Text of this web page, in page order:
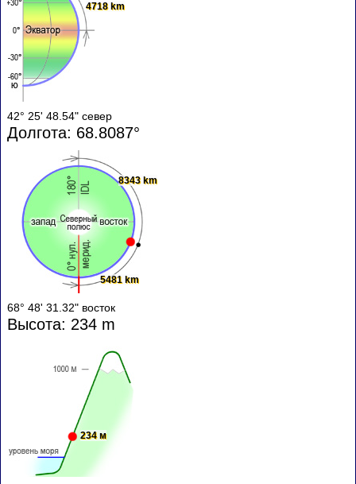
4718 km
42° 25' 48.54" север
Долгота: 68.8087°
5481 km
8343 km
68° 48' 31.32" восток
Высота: 234 m
234 м